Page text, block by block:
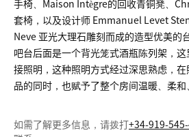
手椅、Maison Intègre的回收青铜凳、
套椅，以及设计师 Emmanuel Levet
Neve 亚光大理石雕刻而成的造型优美的
吧台后面是一个背光笼式酒瓶陈列架，
接照明，这种照明方式经过深思熟虑，
品的同时，也赋予了整个房间温暖、柔和
如需了解更多信息，请拨打+34-919-